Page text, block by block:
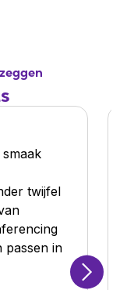
twijfel
passen in